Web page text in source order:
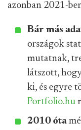
azonban 2021-
Bár más
országok
mutatnak,
látszott,
ki, és egyre
Portfolio.hu
2010 óta